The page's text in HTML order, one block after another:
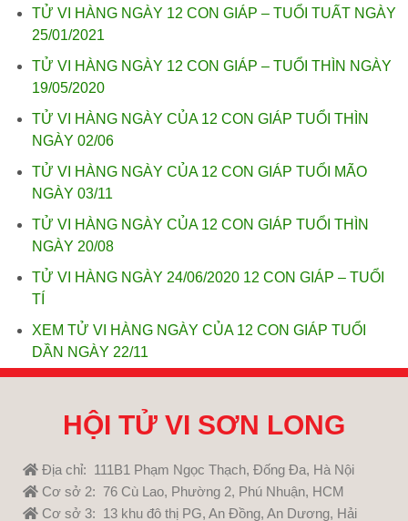
TỬ VI HÀNG NGÀY 12 CON GIÁP – TUỔI TUẤT NGÀY
25/01/2021
TỬ VI HÀNG NGÀY 12 CON GIÁP – TUỔI THÌN NGÀY
19/05/2020
TỬ VI HÀNG NGÀY CỦA 12 CON GIÁP TUỔI THÌN
NGÀY 02/06
TỬ VI HÀNG NGÀY CỦA 12 CON GIÁP TUỔI MÃO
NGÀY 03/11
TỬ VI HÀNG NGÀY CỦA 12 CON GIÁP TUỔI THÌN
NGÀY 20/08
TỬ VI HÀNG NGÀY 24/06/2020 12 CON GIÁP – TUỔI
TÍ
XEM TỬ VI HÀNG NGÀY CỦA 12 CON GIÁP TUỔI
DẦN NGÀY 22/11
HỘI TỬ VI SƠN LONG
Địa chỉ: 111B1 Phạm Ngọc Thạch, Đống Đa, Hà Nội
Cơ sở 2: 76 Cù Lao, Phường 2, Phú Nhuận, HCM
Cơ sở 3: 13 khu đô thị PG, An Đồng, An Dương, Hải